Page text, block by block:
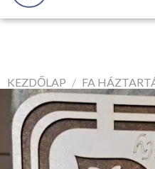
KEZDŐLAP / FA